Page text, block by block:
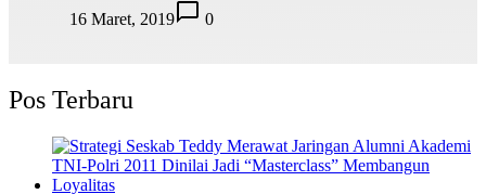
16 Maret, 2019
0
Pos Terbaru